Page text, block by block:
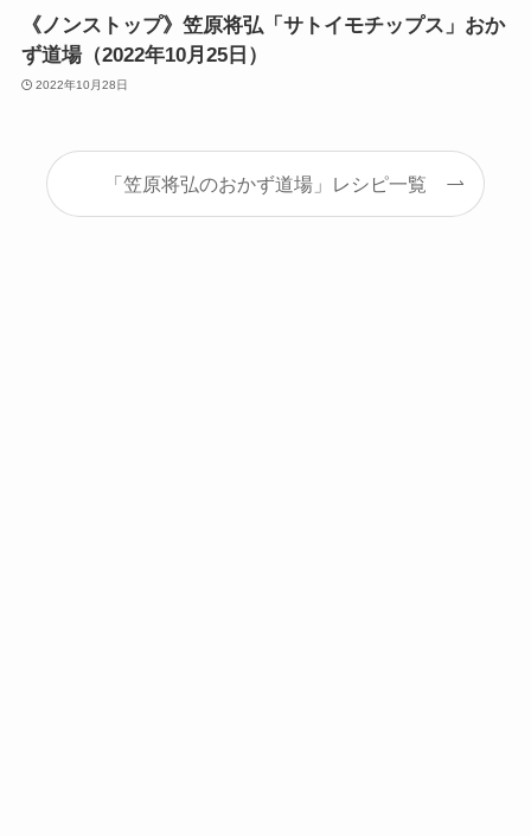
《ノンストップ》笠原将弘「サトイモチップス」おか
ず道場（2022年10月25日）
2022年10月28日
「笠原将弘のおかず道場」レシピ一覧